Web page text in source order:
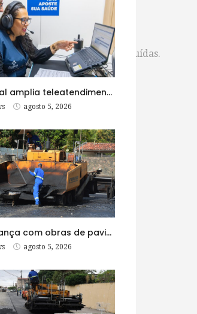
bebia pouco;
aparece gritando por
investigações serem concluídas.
Meu SUS Digital amplia teleatendimentos para pessoas com problemas com jogos e apostas
agosto 5, 2026
Prefeitura avança com obras de pavimentação asfáltica na Rua Lopes Rodrigues
agosto 5, 2026